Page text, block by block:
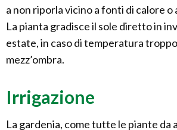
a non riporla vicino a fonti di calore o
La pianta gradisce il sole diretto in
estate, in caso di temperatura
mezz’ombra.
Irrigazione
La gardenia, come tutte le piante da